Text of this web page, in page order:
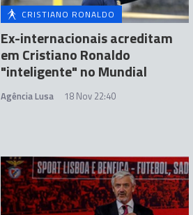
CRISTIANO RONALDO
Ex-internacionais acreditam
em Cristiano Ronaldo
"inteligente" no Mundial
Agência Lusa 18 Nov 22:40